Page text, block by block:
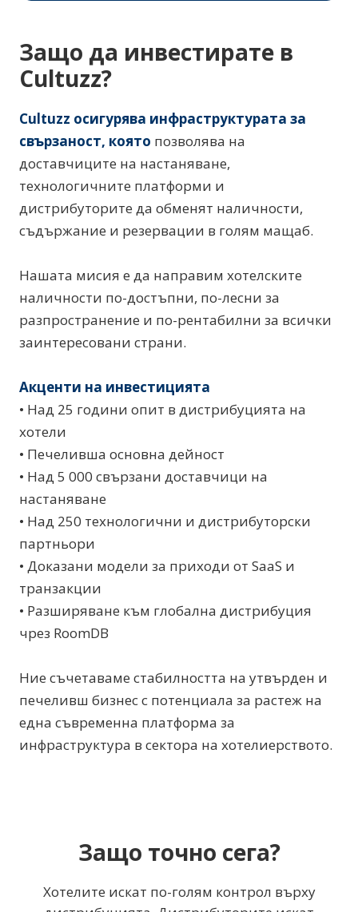
Защо да инвестирате в
Cultuzz?
Cultuzz осигурява инфраструктурата за
свързаност, която позволява на
доставчиците на настаняване,
технологичните платформи и
дистрибуторите да обменят наличности,
съдържание и резервации в голям мащаб.
Нашата мисия е да направим хотелските
наличности по-достъпни, по-лесни за
разпространение и по-рентабилни за всички
заинтересовани страни.
Акценти на инвестицията
• Над 25 години опит в дистрибуцията на
хотели
• Печеливша основна дейност
• Над 5 000 свързани доставчици на
настаняване
• Над 250 технологични и дистрибуторски
партньори
• Доказани модели за приходи от SaaS и
транзакции
• Разширяване към глобална дистрибуция
чрез RoomDB
Ние съчетаваме стабилността на утвърден и
печеливш бизнес с потенциала за растеж на
една съвременна платформа за
инфраструктура в сектора на хотелиерството.
Защо точно сега?
Хотелите искат по-голям контрол върху